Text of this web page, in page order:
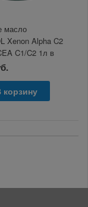
масло
Xenon Alpha C2
C1/C2 1л в
корзину